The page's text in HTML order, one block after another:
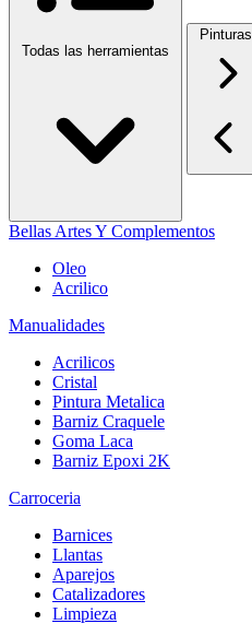
Todas las herramientas
Pinturas
Bellas Artes Y Complementos
Oleo
Acrilico
Manualidades
Acrilicos
Cristal
Pintura Metalica
Barniz Craquele
Goma Laca
Barniz Epoxi 2K
Carroceria
Barnices
Llantas
Aparejos
Catalizadores
Limpieza